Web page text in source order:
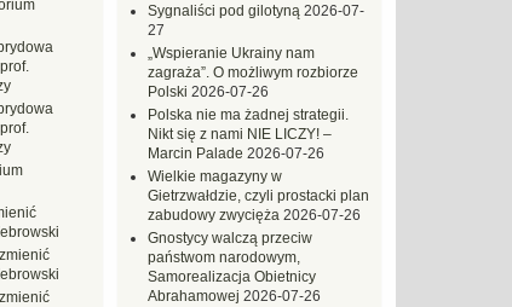
Sygnaliści pod gilotyną 2026-07-
27
„Wspieranie Ukrainy nam
zagraża”. O możliwym rozbiorze
Polski 2026-07-26
Polska nie ma żadnej strategii.
Nikt się z nami NIE LICZY! –
Marcin Palade 2026-07-26
Wielkie magazyny w
Gietrzwałdzie, czyli prostacki plan
zabudowy zwycięża 2026-07-26
Gnostycy walczą przeciw
państwom narodowym,
Samorealizacja Obietnicy
Abrahamowej 2026-07-26